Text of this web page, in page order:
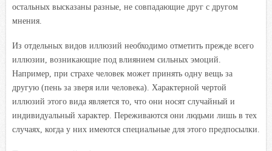
остальных высказаны разные, не совпадающие друг с другом
мнения.
Из отдельных видов иллюзий необходимо отметить прежде всего
иллюзии, возникающие под влиянием сильных эмоций.
Например, при страхе человек может принять одну вещь за
другую (пень за зверя или человека). Характерной чертой
иллюзий этого вида является то, что они носят случайный и
индивидуальный характер. Переживаются они людьми лишь в тех
случаях, когда у них имеются специальные для этого предпосылки.